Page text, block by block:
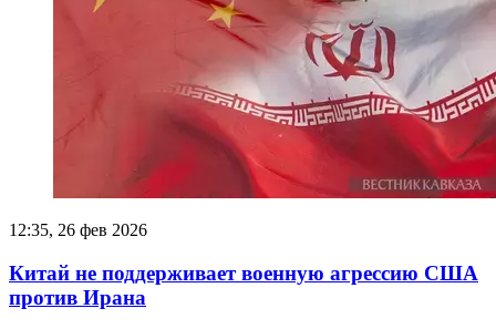
12:35, 26 фев 2026
Китай не поддерживает военную агрессию США
против Ирана